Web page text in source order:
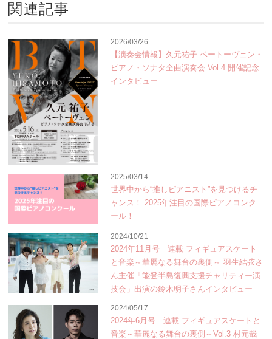
関連記事
2026/03/26
【演奏会情報】久元祐子 ベートーヴェン・
ピアノ・ソナタ全曲演奏会 Vol.4 開催記念
インタビュー
2025/03/14
世界中から“推しピアニスト”を見つけるチ
ャンス！ 2025年注目の国際ピアノコンク
ール！
2024/10/21
2024年11月号 連載 フィギュアスケート
と音楽～華麗なる舞台の裏側～ 羽生結弦さ
ん主催「能登半島復興支援チャリティー演
技会」出演の鈴木明子さんインタビュー
2024/05/17
2024年6月号 連載 フィギュアスケートと
音楽～華麗なる舞台の裏側～Vol.3 村元哉